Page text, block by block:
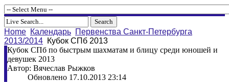
Home Календарь Первенства Санкт-Петербурга
2013/2014 Кубок СПб 2013
Кубок СПб по быстрым шахматам и блицу среди юношей и
девушек 2013
Автор: Вячеслав Рыжков
Обновлено 17.10.2013 23:14